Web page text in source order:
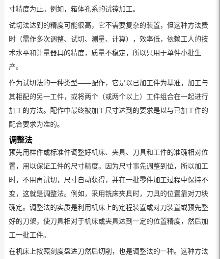
寸精度为止。例如，箱体孔系的试镗加工。
试切法达到的精度可能很高，它不需要复杂的装置，但这种方法费
时（需作多次调整、试切、测量、计算），效率低，依赖工人的技
术水平和计量器具的精度，质量不稳定，所以只用于单件小批生
产。
作为试切法的一种类型——配作，它是以已加工件为基准，加工与
其相配的另一工件，或将两个（或两个以上）工件组合在一起进行
加工的方法。配作中最终被加工尺寸达到的要求是以与已加工件的
配合要求为准的。
调整法
预先用样件或标准件调整好机床、夹具、刀具和工件的准确相对位
置，用以保证工件的尺寸精度。因为尺寸事先调整到位，所以加工
时，不用再试切，尺寸自动获得，并在一批零件加工过程中保持不
变，这就是调整法。例如，采用铣床夹具时，刀具的位置靠对刀块
确定。调整法的实质是利用机床上的定程装置或对刀装置或预先整
好的刀架，使刀具相对于机床或夹具达到一定的位置精度，然后加
工一批工件。
在机床上按照刻度盘进刀然后切削，也是调整法的一种。这种方法